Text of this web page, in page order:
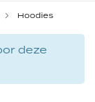
Hoodies
deze